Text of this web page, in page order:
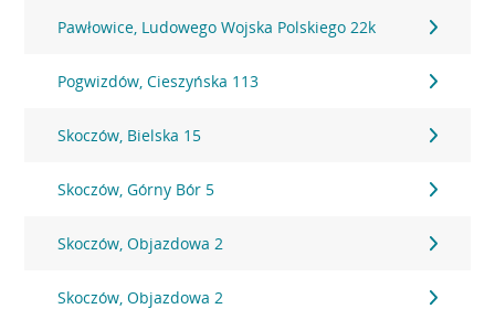
Pawłowice, Ludowego Wojska Polskiego 22k
Pogwizdów, Cieszyńska 113
Skoczów, Bielska 15
Skoczów, Górny Bór 5
Skoczów, Objazdowa 2
Skoczów, Objazdowa 2